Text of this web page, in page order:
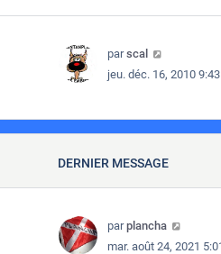
parscal
jeu. déc. 16, 2010
DERNIER MESSAGE
parplancha
mar. août 24, 2021